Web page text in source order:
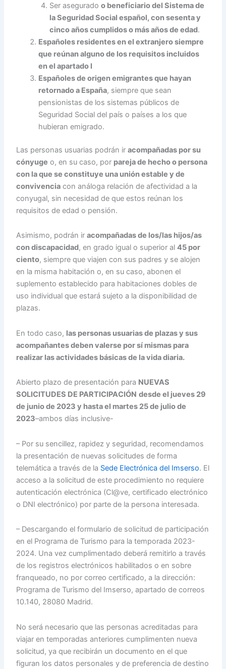
Ser aseguradoo beneficiario del Sistema de
la Seguridad Social español, con sesenta y
cinco años cumplidos o más años de edad.
Españoles residentes en el extranjero siempre
que reúnan alguno de los requisitos incluidos
en el apartado I
Españoles de origen emigrantes que hayan
retornado a España, siempre que sean
pensionistas de los sistemas públicos de
Seguridad Social del país o países a los que
hubieran emigrado.
Las personas usuarias podrán iracompañadas por su
cónyuge o, en su caso, por pareja de hecho o persona
con la que se constituye una unión estable y de
convivencia con análoga relación de afectividad a la
conyugal, sin necesidad de que estos reúnan los
requisitos de edad o pensión.
Asimismo, podrán iracompañadas de los/las hijos/as
con discapacidad, en grado igual o superior al45 por
ciento, siempre que viajen con sus padres y se alojen
en la misma habitación o, en su caso, abonen el
suplemento establecido para habitaciones dobles de
uso individual que estará sujeto a la disponibilidad de
plazas.
En todo caso, las personas usuarias de plazas y sus
acompañantes deben valerse por sí mismas para
realizar las actividades básicas de la vida diaria.
Abierto plazo de presentación para NUEVAS
SOLICITUDES DE PARTICIPACIÓN desde el jueves 29
de junio de 2023 y hasta el martes 25 de julio de
2023–ambos días inclusive-
– Por su sencillez, rapidez y seguridad, recomendamos
la presentación de nuevas solicitudes de forma
telemática a través de la Sede Electrónica del Imserso. El
acceso a la solicitud de este procedimiento no requiere
autenticación electrónica (Cl@ve, certificado electrónico
o DNI electrónico) por parte de la persona interesada.
– Descargando el formulario de solicitud de participación
en el Programa de Turismo para la temporada 2023-
2024. Una vez cumplimentado deberá remitirlo a través
de los registros electrónicos habilitados o en sobre
franqueado, no por correo certificado, a la dirección:
Programa de Turismo del Imserso, apartado de correos
10.140, 28080 Madrid.
No será necesario que las personas acreditadas para
viajar en temporadas anteriores cumplimenten nueva
solicitud, ya que recibirán un documento en el que
figuran los datos personales y de preferencia de destino